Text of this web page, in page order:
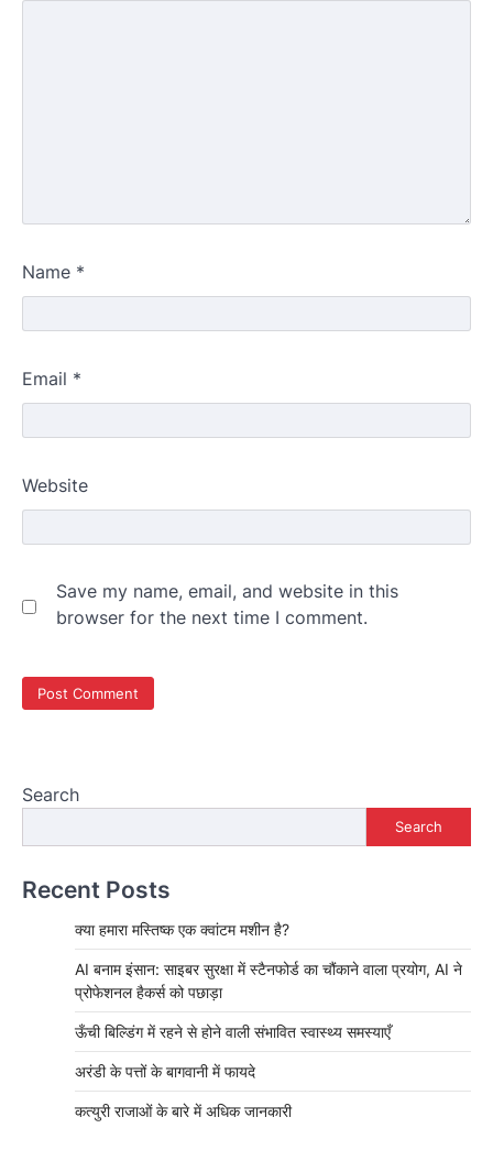
Name *
Email *
Website
Save my name, email, and website in this
browser for the next time I comment.
Search
Search
Recent Posts
क्या हमारा मस्तिष्क एक क्वांटम मशीन है?
AI बनाम इंसान: साइबर सुरक्षा में स्टैनफोर्ड का चौंकाने वाला प्रयोग, AI ने
प्रोफेशनल हैकर्स को पछाड़ा
ऊँची बिल्डिंग में रहने से होने वाली संभावित स्वास्थ्य समस्याएँ
अरंडी के पत्तों के बागवानी में फायदे
कत्युरी राजाओं के बारे में अधिक जानकारी